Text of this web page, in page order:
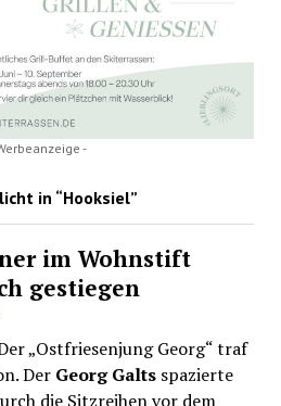
-
in “Hooksiel”
im Wohnstift
gestiegen
„Ostfriesenjung Georg“ traf
Der Georg Galtsspazierte
die Sitzreihen vor dem